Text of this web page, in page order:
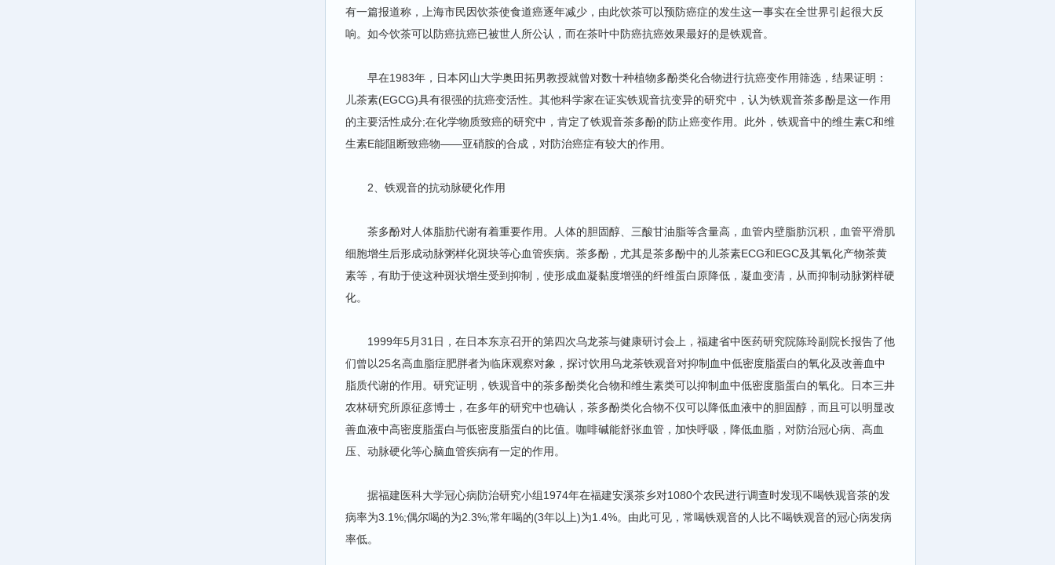
有一篇报道称，上海市民因饮茶使食道癌逐年减少，由此饮茶可以预防癌症的发生这一事实在全世界引起很大反
响。如今饮茶可以防癌抗癌已被世人所公认，而在茶叶中防癌抗癌效果最好的是铁观音。
早在1983年，日本冈山大学奥田拓男教授就曾对数十种植物多酚类化合物进行抗癌变作用筛选，结果证明：
儿茶素(EGCG)具有很强的抗癌变活性。其他科学家在证实铁观音抗变异的研究中，认为铁观音茶多酚是这一作用
的主要活性成分;在化学物质致癌的研究中，肯定了铁观音茶多酚的防止癌变作用。此外，铁观音中的维生素C和维
生素E能阻断致癌物——亚硝胺的合成，对防治癌症有较大的作用。
2、铁观音的抗动脉硬化作用
茶多酚对人体脂肪代谢有着重要作用。人体的胆固醇、三酸甘油脂等含量高，血管内壁脂肪沉积，血管平滑肌
细胞增生后形成动脉粥样化斑块等心血管疾病。茶多酚，尤其是茶多酚中的儿茶素ECG和EGC及其氧化产物茶黄
素等，有助于使这种斑状增生受到抑制，使形成血凝黏度增强的纤维蛋白原降低，凝血变清，从而抑制动脉粥样硬
化。
1999年5月31日，在日本东京召开的第四次乌龙茶与健康研讨会上，福建省中医药研究院陈玲副院长报告了他
们曾以25名高血脂症肥胖者为临床观察对象，探讨饮用乌龙茶铁观音对抑制血中低密度脂蛋白的氧化及改善血中
脂质代谢的作用。研究证明，铁观音中的茶多酚类化合物和维生素类可以抑制血中低密度脂蛋白的氧化。日本三井
农林研究所原征彦博士，在多年的研究中也确认，茶多酚类化合物不仅可以降低血液中的胆固醇，而且可以明显改
善血液中高密度脂蛋白与低密度脂蛋白的比值。咖啡碱能舒张血管，加快呼吸，降低血脂，对防治冠心病、高血
压、动脉硬化等心脑血管疾病有一定的作用。
据福建医科大学冠心病防治研究小组1974年在福建安溪茶乡对1080个农民进行调查时发现不喝铁观音茶的发
病率为3.1%;偶尔喝的为2.3%;常年喝的(3年以上)为1.4%。由此可见，常喝铁观音的人比不喝铁观音的冠心病发病
率低。